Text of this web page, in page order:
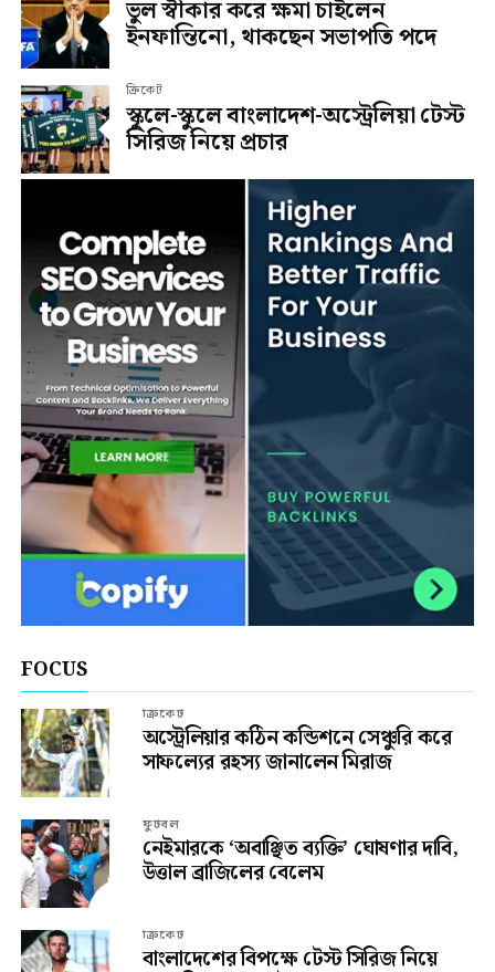
ভুল স্বীকার করে ক্ষমা চাইলেন
ইনফান্তিনো, থাকছেন সভাপতি পদে
ক্রিকেট
স্কুলে-স্কুলে বাংলাদেশ-অস্ট্রেলিয়া টেস্ট
সিরিজ নিয়ে প্রচার
FOCUS
ক্রিকেট
অস্ট্রেলিয়ার কঠিন কন্ডিশনে সেঞ্চুরি করে
সাফল্যের রহস্য জানালেন মিরাজ
ফুটবল
নেইমারকে ‘অবাঞ্ছিত ব্যক্তি’ ঘোষণার দাবি,
উত্তাল ব্রাজিলের বেলেম
ক্রিকেট
বাংলাদেশের বিপক্ষে টেস্ট সিরিজ নিয়ে